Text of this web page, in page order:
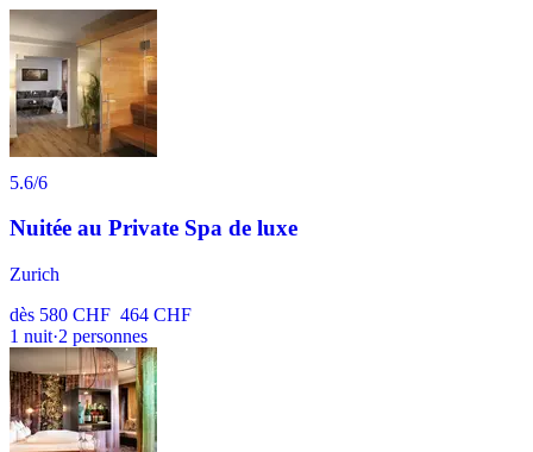
5.6/6
Nuitée au Private Spa de luxe
Zurich
dès 580 CHF 464 CHF
1 nuit·2 personnes